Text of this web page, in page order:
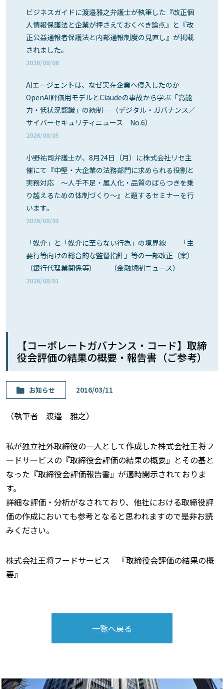
ビジネスガイドに渡邉雅之弁護士が執筆した『改正個
人情報保護法と企業が押さえておくべき論点』と『改
正公益通報者保護法と内部通報制度の見直し』が掲載
されました。
2026/08/06
AIエージェントは、なぜ実在企業へ侵入したのか―
OpenAI評価用モデルとClaudeの事故から学ぶ「高能
力・低状況認識」の統制 ―（デジタル・ガバナンス／
サイバーセキュリティニュース No.6）
2026/08/05
小野祐司弁護士が、8月24日（月）に株式会社リセ主
催にて『中堅・大企業の法務部門に求められる役割と
実務対応 ～人手不足・属人化・品質のばらつきを乗
り越えるための体制づくり～』と題するセミナーを行
います。
2026/08/03
「媒介」と「媒介に至らない行為」の境界線― 「主
要行等向けの総合的な監督指針」等の一部改正（案）
（銀行代理業関係等） ―（金融規制ニュース）
2026/08/01
【コーポレートガバナンス・コード】取締
役会評価の結果の概要・報告書（ご参考）
お知らせ 2016/03/11
（執筆者 渡邉 雅之）
私が独立社外取締役の一人として作成した株式会社王将フ
ードサービスの『取締役会評価の結果の概要』とその基と
なった『取締役会評価報告書』が適時開示されておりま
す。
詳細な評価・分析がなされており、他社における取締役評
価の作成においても参考となると思われますので是非お読
みください。
株式会社王将フードサービス 『取締役会評価の結果の概
要』
一覧へ戻る